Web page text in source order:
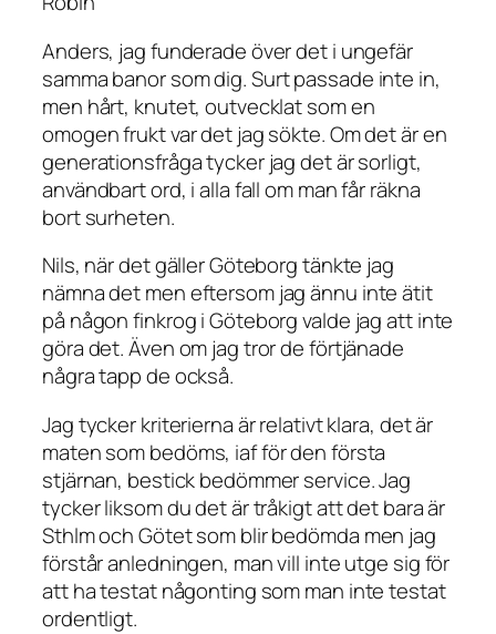
Anders, jag funderade över det i ungefär
samma banor som dig. Surt passade inte in,
men hårt, knutet, outvecklat som en
omogen frukt var det jag sökte. Om det är en
generationsfråga tycker jag det är sorligt,
användbart ord, i alla fall om man får räkna
bort surheten.
Nils, när det gäller Göteborg tänkte jag
nämna det men eftersom jag ännu inte ätit
på någon finkrog i Göteborg valde jag att inte
göra det. Även om jag tror de förtjänade
några tapp de också.
Jag tycker kriterierna är relativt klara, det är
maten som bedöms, iaf för den första
stjärnan, bestick bedömmer service. Jag
tycker liksom du det är tråkigt att det bara är
Sthlm och Götet som blir bedömda men jag
förstår anledningen, man vill inte utge sig för
att ha testat någonting som man inte testat
ordentligt.